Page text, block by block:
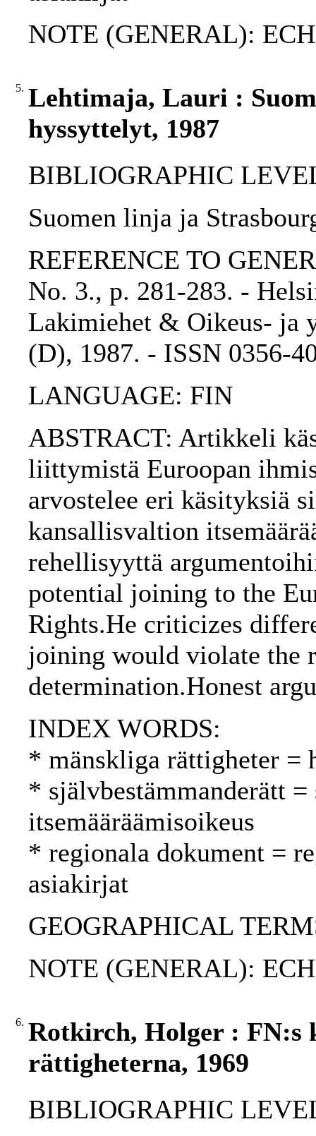
NOTE (GENERAL):
5. Lehtimaja, Lauri :
hyssyttelyt, 1987
BIBLIOGRAPHIC
Suomen linja ja
REFERENCE TO
No. 3., p. 281-283. -
Lakimiehet & Oikeus- ja
(D), 1987. - ISSN 0356-
LANGUAGE: FIN
ABSTRACT: Artikkeli
liittymistä Euroopan
arvostelee eri käsityksiä
kansallisvaltion
rehellisyyttä
potential joining to the
Rights.He criticizes
joining would violate the
determination.Honest
INDEX WORDS:
* mänskliga rättigheter =
* självbestämmanderätt
itsemääräämisoikeus
* regionala dokument =
asiakirjat
GEOGRAPHICAL
NOTE (GENERAL):
6. Rotkirch, Holger : FN:s
rättigheterna, 1969
BIBLIOGRAPHIC